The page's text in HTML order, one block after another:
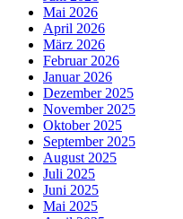
Mai 2026
April 2026
März 2026
Februar 2026
Januar 2026
Dezember 2025
November 2025
Oktober 2025
September 2025
August 2025
Juli 2025
Juni 2025
Mai 2025